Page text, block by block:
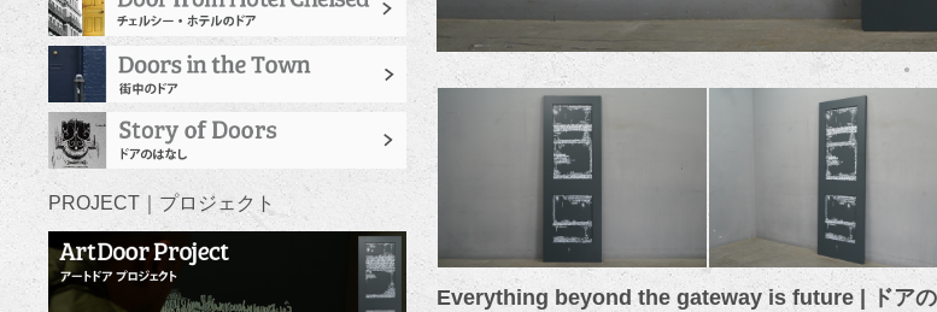
Everything beyond the gateway is future | ドアの
PROJECT｜プロジェクト